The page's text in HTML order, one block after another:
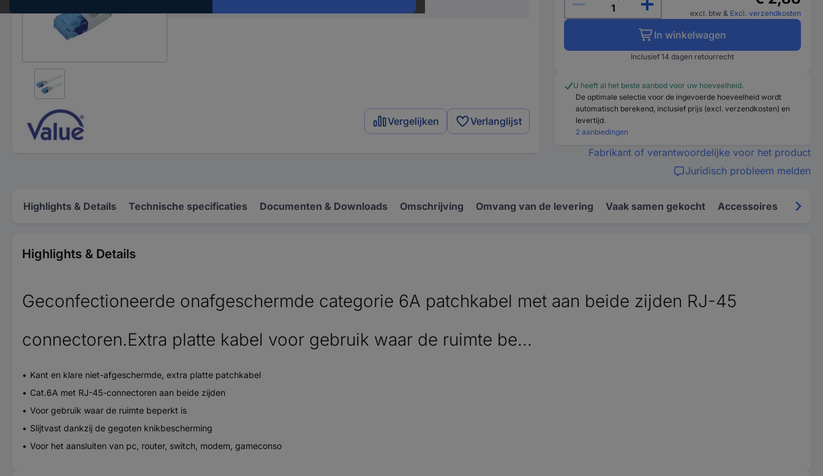
Vergelijken Verlanglijst
excl. btw & Excl. verzendkosten
In winkelwagen
Inclusief 14 dagen retourrecht
U heeft al het beste aanbod voor uw hoeveelheid.
De optimale selectie voor de ingevoerde hoeveelheid wordt
automatisch berekend, inclusief prijs (excl. verzendkosten) en
levertijd.
2 aanbiedingen
Fabrikant of verantwoordelijke voor het product
Juridisch probleem melden
Highlights & Details Technische specificaties Documenten & Downloads Omschrijving Omvang van de levering Vaak samen gekocht Accessoires
Highlights & Details
Geconfectioneerde onafgeschermde categorie 6A patchkabel met aan beide zijden RJ-45
connectoren.Extra platte kabel voor gebruik waar de ruimte be...
Kant en klare niet-afgeschermde, extra platte patchkabel
Cat.6A met RJ-45-connectoren aan beide zijden
Voor gebruik waar de ruimte beperkt is
Slijtvast dankzij de gegoten knikbescherming
Voor het aansluiten van pc, router, switch, modem, gameconso